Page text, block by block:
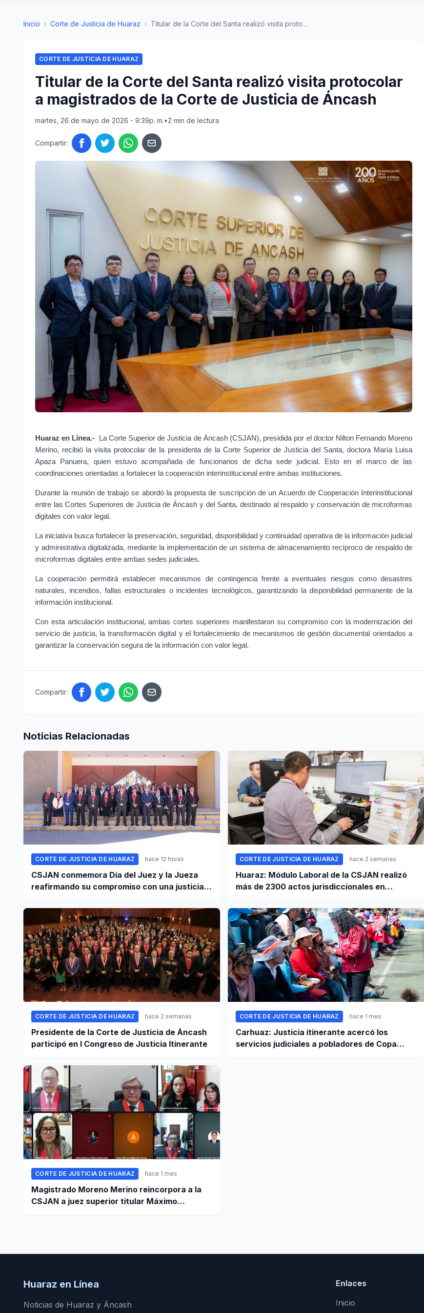
Inicio › Corte de Justicia de Huaraz › Titular de la Corte del Santa realizó visita proto...
CORTE DE JUSTICIA DE HUARAZ
Titular de la Corte del Santa realizó visita protocolar
a magistrados de la Corte de Justicia de Áncash
martes, 26 de mayo de 2026 - 9:39p. m.•2 min de lectura
Compartir:
Huaraz en Línea.-
La Corte Superior de Justicia de Áncash (CSJAN), presidida por el doctor Nilton Fernando Moreno
Merino, recibió la visita protocolar de la presidenta de la Corte Superior de Justicia del Santa, doctora María Luisa
Apaza Panuera, quien estuvo acompañada de funcionarios de dicha sede judicial. Esto en el marco de las
coordinaciones orientadas a fortalecer la cooperación interinstitucional entre ambas instituciones.
Durante la reunión de trabajo se abordó la propuesta de suscripción de un Acuerdo de Cooperación Interinstitucional
entre las Cortes Superiores de Justicia de Áncash y del Santa, destinado al respaldo y conservación de microformas
digitales con valor legal.
La iniciativa busca fortalecer la preservación, seguridad, disponibilidad y continuidad operativa de la información judicial
y administrativa digitalizada, mediante la implementación de un sistema de almacenamiento recíproco de respaldo de
microformas digitales entre ambas sedes judiciales.
La cooperación permitirá establecer mecanismos de contingencia frente a eventuales riesgos como desastres
naturales, incendios, fallas estructurales o incidentes tecnológicos, garantizando la disponibilidad permanente de la
información institucional.
Con esta articulación institucional, ambas cortes superiores manifestaron su compromiso con la modernización del
servicio de justicia, la transformación digital y el fortalecimiento de mecanismos de gestión documental orientados a
garantizar la conservación segura de la información con valor legal.
Compartir:
Noticias Relacionadas
CORTE DE JUSTICIA DE HUARAZ hace 12 horas
CSJAN conmemora Día del Juez y la Jueza
reafirmando su compromiso con una justicia
CORTE DE JUSTICIA DE HUARAZ hace 2 semanas
Huaraz: Módulo Laboral de la CSJAN realizó
más de 2300 actos jurisdiccionales en
CORTE DE JUSTICIA DE HUARAZ hace 2 semanas
Presidente de la Corte de Justicia de Áncash
participó en I Congreso de Justicia Itinerante
CORTE DE JUSTICIA DE HUARAZ hace 1 mes
Carhuaz: Justicia itinerante acercó los
servicios judiciales a pobladores de Copa
CORTE DE JUSTICIA DE HUARAZ hace 1 mes
Magistrado Moreno Merino reincorpora a la
CSJAN a juez superior titular Máximo
Huaraz en Línea
Noticias de Huaraz y Áncash
Enlaces
Inicio